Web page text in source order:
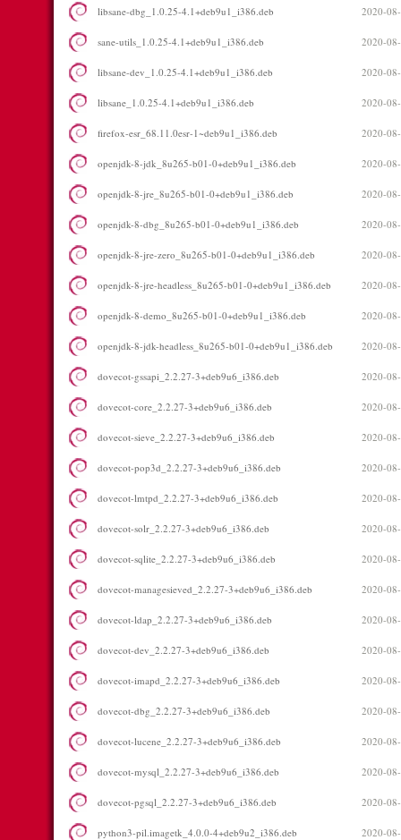
libsane-dbg_1.0.25-4.1+deb9u1_i386.deb 2020-
sane-utils_1.0.25-4.1+deb9u1_i386.deb 2020-
libsane-dev_1.0.25-4.1+deb9u1_i386.deb 2020-
libsane_1.0.25-4.1+deb9u1_i386.deb 2020-
firefox-esr_68.11.0esr-1~deb9u1_i386.deb 2020-
openjdk-8-jdk_8u265-b01-0+deb9u1_i386.deb 2020-
openjdk-8-jre_8u265-b01-0+deb9u1_i386.deb 2020-
openjdk-8-dbg_8u265-b01-0+deb9u1_i386.deb 2020-
openjdk-8-jre-zero_8u265-b01-0+deb9u1_i386.deb 2020-
openjdk-8-jre-headless_8u265-b01-0+deb9u1_i386.deb 2020-
openjdk-8-demo_8u265-b01-0+deb9u1_i386.deb 2020-
openjdk-8-jdk-headless_8u265-b01-0+deb9u1_i386.deb 2020-
dovecot-gssapi_2.2.27-3+deb9u6_i386.deb 2020-
dovecot-core_2.2.27-3+deb9u6_i386.deb 2020-
dovecot-sieve_2.2.27-3+deb9u6_i386.deb 2020-
dovecot-pop3d_2.2.27-3+deb9u6_i386.deb 2020-
dovecot-lmtpd_2.2.27-3+deb9u6_i386.deb 2020-
dovecot-solr_2.2.27-3+deb9u6_i386.deb 2020-
dovecot-sqlite_2.2.27-3+deb9u6_i386.deb 2020-
dovecot-managesieved_2.2.27-3+deb9u6_i386.deb 2020-
dovecot-ldap_2.2.27-3+deb9u6_i386.deb 2020-
dovecot-dev_2.2.27-3+deb9u6_i386.deb 2020-
dovecot-imapd_2.2.27-3+deb9u6_i386.deb 2020-
dovecot-dbg_2.2.27-3+deb9u6_i386.deb 2020-
dovecot-lucene_2.2.27-3+deb9u6_i386.deb 2020-
dovecot-mysql_2.2.27-3+deb9u6_i386.deb 2020-
dovecot-pgsql_2.2.27-3+deb9u6_i386.deb 2020-
python3-pil.imagetk_4.0.0-4+deb9u2_i386.deb 2020-